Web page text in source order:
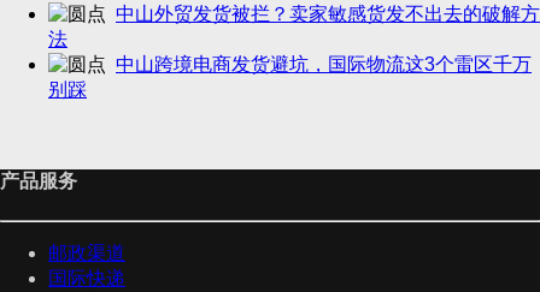
中山外贸发货被拦？卖家敏感货发不出去的破解方
法
中山跨境电商发货避坑，国际物流这3个雷区千万
别踩
产品服务
邮政渠道
国际快递